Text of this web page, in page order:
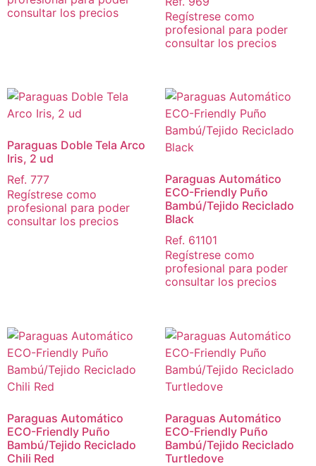
consultar los precios
Regístrese como
profesional para poder
consultar los precios
Paraguas Doble Tela Arco
Iris, 2 ud
Ref. 777
Regístrese como
profesional para poder
consultar los precios
Paraguas Automático
ECO-Friendly Puño
Bambú/Tejido Reciclado
Black
Ref. 61101
Regístrese como
profesional para poder
consultar los precios
Paraguas Automático
ECO-Friendly Puño
Bambú/Tejido Reciclado
Chili Red
Paraguas Automático
ECO-Friendly Puño
Bambú/Tejido Reciclado
Turtledove